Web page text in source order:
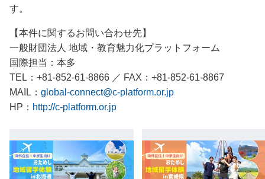
す。
【本件に関するお問い合わせ先】
一般財団法人 地域・教育魅力化プラットフォーム
国際担当：本多
TEL：+81-852-61-8866 ／ FAX：+81-852-61-8867
MAIL： global-connect@c-platform.or.jp
HP： http://c-platform.or.jp